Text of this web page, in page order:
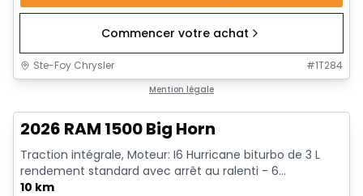
Commencer votre achat
Ste-Foy Chrysler #1T284
Mention légale
2026 RAM 1500 Big Horn
Traction intégrale, Moteur: I6 Hurricane biturbo de 3 L
rendement standard avec arrêt au ralenti - 6...
10 km